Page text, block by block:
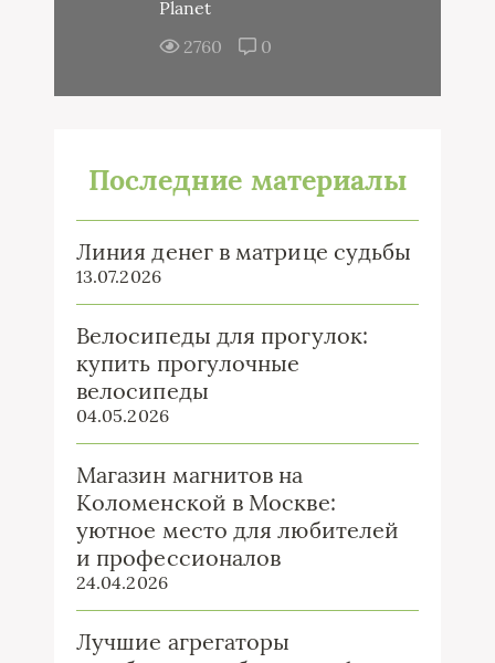
Planet
2760
0
Последние материалы
Линия денег в матрице судьбы
13.07.2026
Велосипеды для прогулок:
купить прогулочные
велосипеды
04.05.2026
Магазин магнитов на
Коломенской в Москве:
уютное место для любителей
и профессионалов
24.04.2026
Лучшие агрегаторы